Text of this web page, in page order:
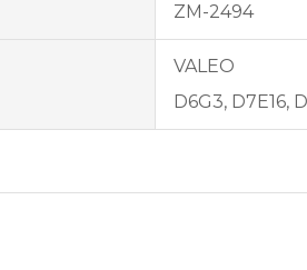
ZM-2494
VALEO
D6G3, D7E16,